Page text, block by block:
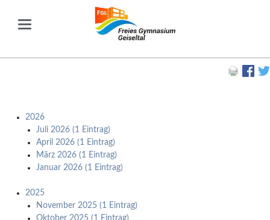
2026
Juli 2026 (1 Eintrag)
April 2026 (1 Eintrag)
März 2026 (1 Eintrag)
Januar 2026 (1 Eintrag)
2025
November 2025 (1 Eintrag)
Oktober 2025 (1 Eintrag)